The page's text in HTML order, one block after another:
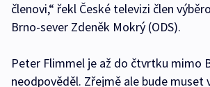
členovi,“ řekl České televizi člen
Brno-sever Zdeněk Mokrý (ODS).
Peter Flimmel je až do čtvrtku mimo
neodpověděl. Zřejmě ale bude muset